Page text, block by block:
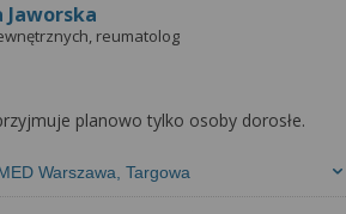
reumatolog
Warszawa, Targowa
planowo tylko osoby dorosłe.